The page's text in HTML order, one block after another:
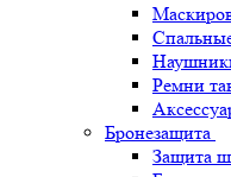
Ремни
Бронезащита
Защита